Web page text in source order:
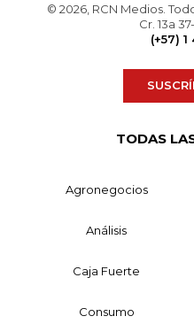
© 2026, RCN Medios.
Cr. 13a
(+57)
TODAS
Agronegocios
Análisis
Caja Fuerte
Consumo